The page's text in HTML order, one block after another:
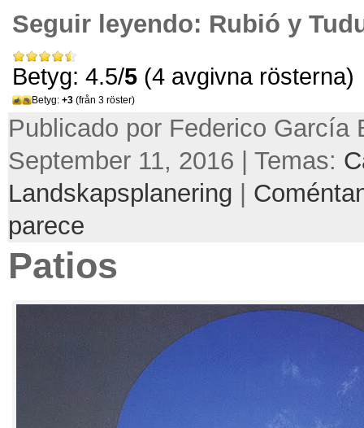
Seguir leyendo: Rubió y
Betyg: 4.5/5 (4 avgivna rösterna)
Betyg: +3 (från 3 röster)
Publicado por Federico García
September 11, 2016 | Temas:
Landskapsplanering
parece
Patios